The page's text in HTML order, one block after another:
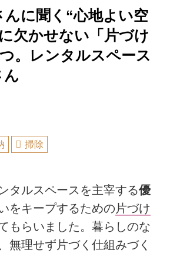
んに聞く“心地よい空
欠かせない「片づけ
。レンタルスペース
ん
掃除
タルスペースを主宰する優
をキープするための片づけ
もらいました。暮らしのな
無理せず片づく仕組みづく